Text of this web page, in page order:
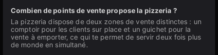
Combien de points de vente propose la pizzeria ?
La pizzeria dispose de deux zones de vente distinctes : un
comptoir pour les clients sur place et un guichet pour la
vente à emporter, ce qui te permet de servir deux fois plus
de monde en simultané.